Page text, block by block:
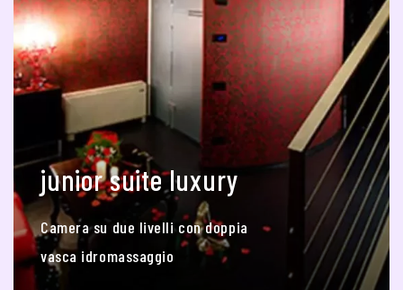
junior suite luxury
Camera su due livelli con doppia
vasca idromassaggio